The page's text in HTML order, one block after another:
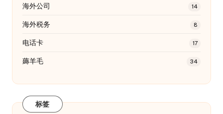
海外公司 14
海外税务 8
电话卡 17
薅羊毛 34
标签